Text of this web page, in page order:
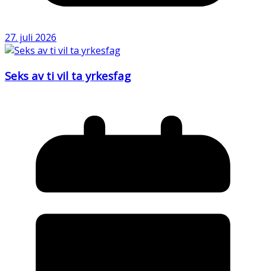
27. juli 2026
Seks av ti vil ta yrkesfag